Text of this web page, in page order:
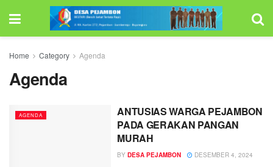
Home Category Agenda
Agenda
AGENDA
ANTUSIAS WARGA PEJAMBON
PADA GERAKAN PANGAN
MURAH
BY DESA PEJAMBON DESEMBER 4, 2024